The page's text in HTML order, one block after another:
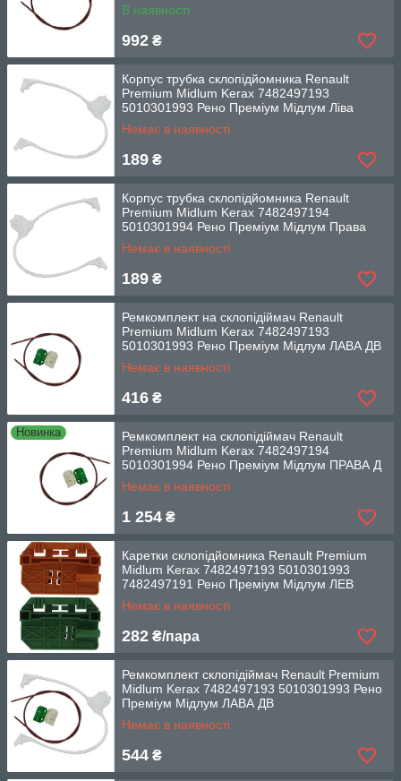
В наявності
992 ₴
Корпус трубка склопідйомника Renault
Premium Midlum Kerax 7482497193
5010301993 Рено Преміум Мідлум Ліва
Немає в наявності
189 ₴
Корпус трубка склопідйомника Renault
Premium Midlum Kerax 7482497194
5010301994 Рено Преміум Мідлум Права
Немає в наявності
189 ₴
Ремкомплект на склопідіймач Renault
Premium Midlum Kerax 7482497193
5010301993 Рено Преміум Мідлум ЛАВА ДВ
Немає в наявності
416 ₴
Новинка
Ремкомплект на склопідіймач Renault
Premium Midlum Kerax 7482497194
5010301994 Рено Преміум Мідлум ПРАВА Д
Немає в наявності
1 254 ₴
Каретки склопідйомника Renault Premium
Midlum Kerax 7482497193 5010301993
7482497191 Рено Преміум Мідлум ЛЕВ
Немає в наявності
282 ₴/пара
Ремкомплект склопідіймач Renault Premium
Midlum Kerax 7482497193 5010301993 Рено
Преміум Мідлум ЛАВА ДВ
Немає в наявності
544 ₴